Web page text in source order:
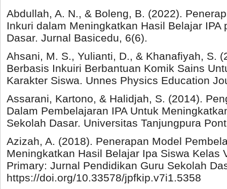
Abdullah, A. N., & Boleng, B. (2022).
Inkuri dalam Meningkatkan Hasil Belajar IPA
Dasar. Jurnal Basicedu, 6(6).
Ahsani, M. S., Yulianti, D., & Khanafiyah, S.
Berbasis Inkuiri Berbantuan Komik Sains
Karakter Siswa. Unnes Physics Education
Assarani, Kartono, & Halidjah, S. (2014).
Dalam Pembelajaran IPA Untuk
Sekolah Dasar. Universitas Tanjungpura
Azizah, A. (2018). Penerapan Model
Meningkatkan Hasil Belajar Ipa Siswa Kelas
Primary: Jurnal Pendidikan Guru Sekolah
https://doi.org/10.33578/jpfkip.v7i1.5358